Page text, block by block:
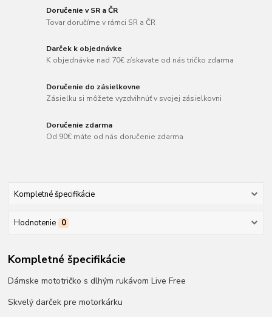
Doručenie v SR a ČR
Tovar doručíme v rámci SR a ČR
Darček k objednávke
K objednávke nad 70€ získavate od nás tričko zdarma
Doručenie do zásielkovne
Zásielku si môžete vyzdvihnúť v svojej zásielkovni
Doručenie zdarma
Od 90€ máte od nás doručenie zdarma
Kompletné špecifikácie
Hodnotenie 0
Kompletné špecifikácie
Dámske mototričko s dlhým rukávom Live Free
Skvelý darček pre motorkárku